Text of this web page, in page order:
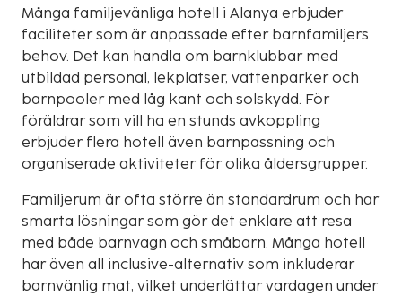
Många familjevänliga hotell i Alanya erbjuder
faciliteter som är anpassade efter barnfamiljers
behov. Det kan handla om barnklubbar med
utbildad personal, lekplatser, vattenparker och
barnpooler med låg kant och solskydd. För
föräldrar som vill ha en stunds avkoppling
erbjuder flera hotell även barnpassning och
organiserade aktiviteter för olika åldersgrupper.
Familjerum är ofta större än standardrum och har
smarta lösningar som gör det enklare att resa
med både barnvagn och småbarn. Många hotell
har även all inclusive-alternativ som inkluderar
barnvänlig mat, vilket underlättar vardagen under